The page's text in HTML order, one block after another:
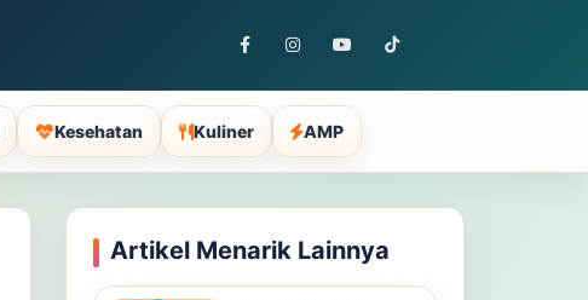
Kesehatan Kuliner AMP
Artikel Menarik Lainnya